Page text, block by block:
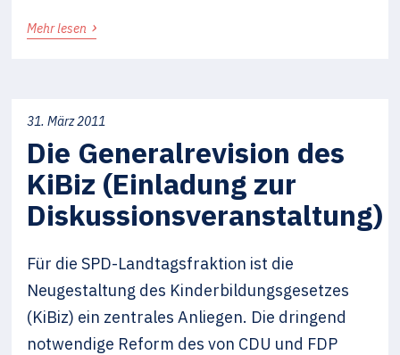
Mehr lesen ›
31. März 2011
Die Generalrevision des
KiBiz (Einladung zur
Diskussionsveranstaltung)
Für die SPD-Landtagsfraktion ist die
Neugestaltung des Kinderbildungsgesetzes
(KiBiz) ein zentrales Anliegen. Die dringend
notwendige Reform des von CDU und FDP